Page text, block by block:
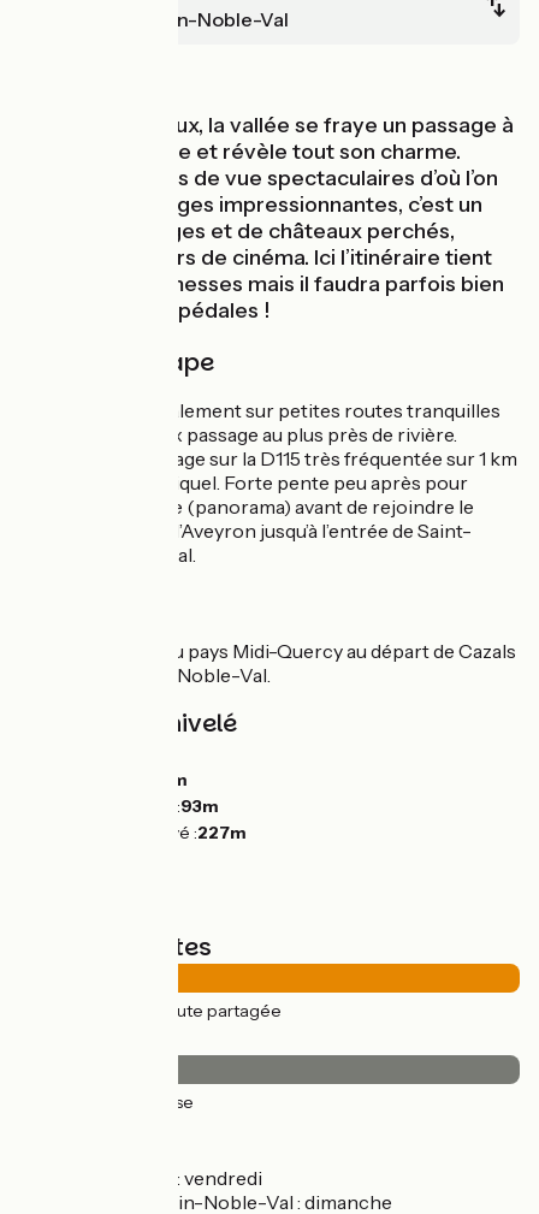
Saint-Antonin-Noble-Val
Passé Montricoux, la vallée se fraye un passage à
travers le causse et révèle tout son charme.
Outre des points de vue spectaculaires d’où l’on
domine des gorges impressionnantes, c’est un
festival de villages et de châteaux perchés,
véritables décors de cinéma. Ici l’itinéraire tient
toutes ses promesses mais il faudra parfois bien
appuyer sur les pédales !
Détail de l'étape
Itinéraire principalement sur petites routes tranquilles
avec de nombreux passage au plus près de rivière.
Attention au passage sur la D115 très fréquentée sur 1 km
au niveau de Bruniquel. Forte pente peu après pour
grimper à Brousse (panorama) avant de rejoindre le
chemin qui longe l’Aveyron jusqu’à l’entrée de Saint-
Antonin-Noble-Val.
Circuits fléchés du pays Midi-Quercy au départ de Cazals
et Saint-Antonin-Noble-Val.
Pentes et dénivelé
393m
Point le plus bas :93m
Point le plus élevé :227m
Types de routes
(100%) Route partagée
(100%) Lisse
Montricoux : vendredi
Saint-Antonin-Noble-Val : dimanche